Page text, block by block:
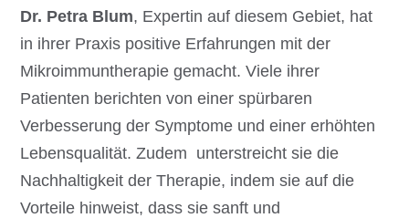
Dr. Petra Blum, Expertin auf diesem Gebiet, hat
in ihrer Praxis positive Erfahrungen mit der
Mikroimmuntherapie gemacht. Viele ihrer
Patienten berichten von einer spürbaren
Verbesserung der Symptome und einer erhöhten
Lebensqualität. Zudem unterstreicht sie die
Nachhaltigkeit der Therapie, indem sie auf die
Vorteile hinweist, dass sie sanft und